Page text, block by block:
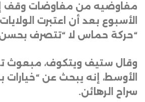
مفاوضيه من مفاوضات وقف
الأسبوع بعد أن اعتبرت
“حركة حماس لا “تتصرف
وقال ستيف ويتكوف، مبعوث
الأوسط، إنه يبحث عن “خيارات
سراح الرهائن.